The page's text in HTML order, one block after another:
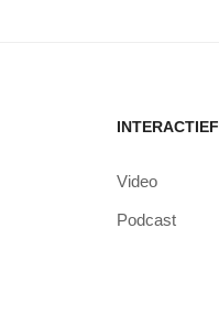
INTERACTIEF
Video
Podcast